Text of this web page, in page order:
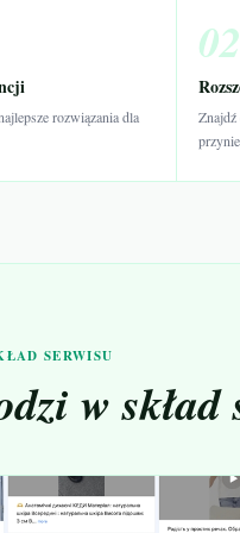
rozwiązania dla
02
Znajdź
SERWISU
w